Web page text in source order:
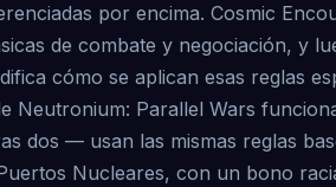
por encima. Cosmic
de combate y negociación, y
cómo se aplican esas reglas
Neutronium: Parallel Wars
dos — usan las mismas reglas
Nucleares, con un bono